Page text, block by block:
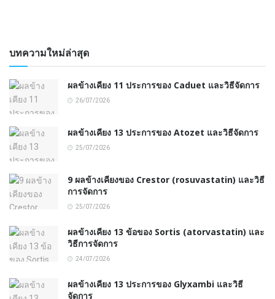
บทความใหม่ล่าสุด
ผลข้างเคียง 11 ประการของ Caduet และวิธีจัดการ
26/07/2026
ผลข้างเคียง 13 ประการของ Atozet และวิธีจัดการ
25/07/2026
9 ผลข้างเคียงของ Crestor (rosuvastatin) และวิธี
การจัดการ
25/07/2026
ผลข้างเคียง 13 ข้อของ Sortis (atorvastatin) และ
วิธีการจัดการ
24/07/2026
ผลข้างเคียง 13 ประการของ Glyxambi และวิธี
จัดการ